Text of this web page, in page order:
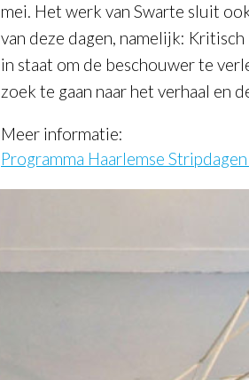
mei. Het werk van Swarte sluit
van deze dagen, namelijk:
in staat om de beschouwer te
zoek te gaan naar het verhaal en
Meer informatie:
Programma Haarlemse